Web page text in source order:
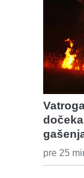
pre 25